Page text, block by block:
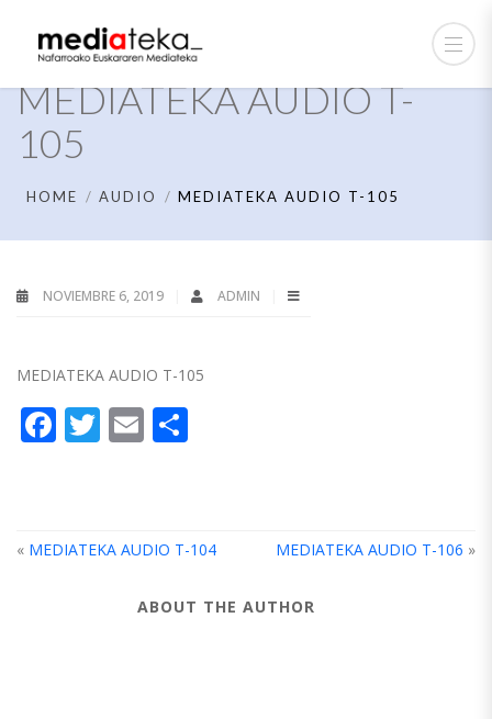
MEDIATEKA AUDIO T-
105
HOME AUDIO MEDIATEKA AUDIO T-105
NOVIEMBRE 6, 2019 ADMIN
MEDIATEKA AUDIO T-105
Facebook
Twitter
Email
« MEDIATEKA AUDIO T-104 MEDIATEKA AUDIO T-106 »
ABOUT THE AUTHOR